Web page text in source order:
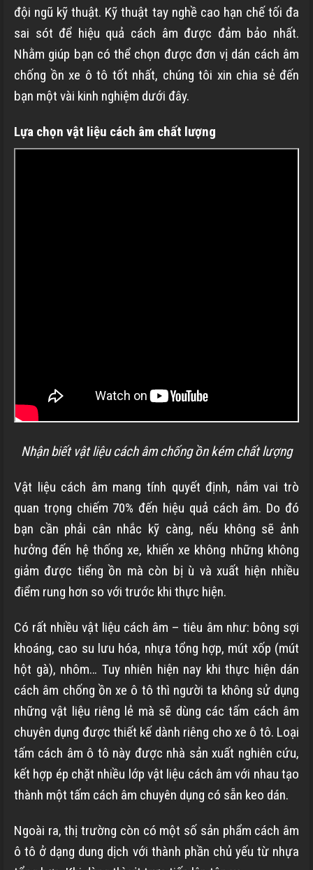
đội ngũ kỹ thuật. Kỹ thuật tay nghề cao hạn chế tối đa
sai sót để hiệu quả cách âm được đảm bảo nhất.
Nhằm giúp bạn có thể chọn được đơn vị dán cách âm
chống ồn xe ô tô tốt nhất, chúng tôi xin chia sẻ đến
bạn một vài kinh nghiệm dưới đây.
Lựa chọn vật liệu cách âm chất lượng
Nhận biết vật liệu cách âm chống ồn kém chất lượng
Vật liệu cách âm mang tính quyết định, nắm vai trò
quan trọng chiếm 70% đến hiệu quả cách âm. Do đó
bạn cần phải cân nhắc kỹ càng, nếu không sẽ ảnh
hưởng đến hệ thống xe, khiến xe không những không
giảm được tiếng ồn mà còn bị ù và xuất hiện nhiều
điểm rung hơn so với trước khi thực hiện.
Có rất nhiều vật liệu cách âm – tiêu âm như: bông sợi
khoáng, cao su lưu hóa, nhựa tổng hợp, mút xốp (mút
hột gà), nhôm… Tuy nhiên hiện nay khi thực hiện dán
cách âm chống ồn xe ô tô thì người ta không sử dụng
những vật liệu riêng lẻ mà sẽ dùng các tấm cách âm
chuyên dụng được thiết kế dành riêng cho xe ô tô. Loại
tấm cách âm ô tô này được nhà sản xuất nghiên cứu,
kết hợp ép chặt nhiều lớp vật liệu cách âm với nhau tạo
thành một tấm cách âm chuyên dụng có sẵn keo dán.
Ngoài ra, thị trường còn có một số sản phẩm cách âm
ô tô ở dạng dung dịch với thành phần chủ yếu từ nhựa